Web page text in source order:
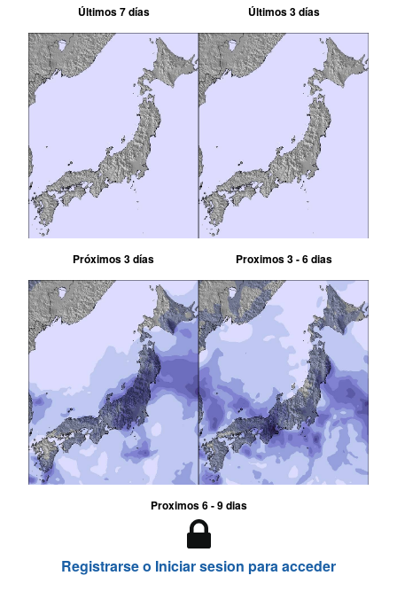
Últimos 7 días Últimos 3 días
Próximos 3 días Proximos 3 - 6 dias
Proximos 6 - 9 dias
Registrarse o Iniciar sesion para acceder